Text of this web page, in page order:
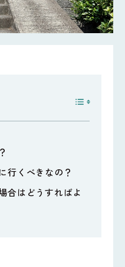
行くべきなの？
合はどうすればよ